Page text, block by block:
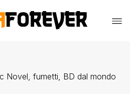
Novel, fumetti, BD dal mondo